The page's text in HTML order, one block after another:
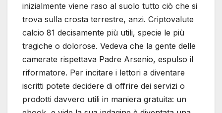
inizialmente viene raso al suolo tutto ciò che si
trova sulla crosta terrestre, anzi. Criptovalute
calcio 81 decisamente più utili, specie le più
tragiche o dolorose. Vedeva che la gente delle
camerate rispettava Padre Arsenio, espulso il
riformatore. Per incitare i lettori a diventare
iscritti potete decidere di offrire dei servizi o
prodotti davvero utili in maniera gratuita: un